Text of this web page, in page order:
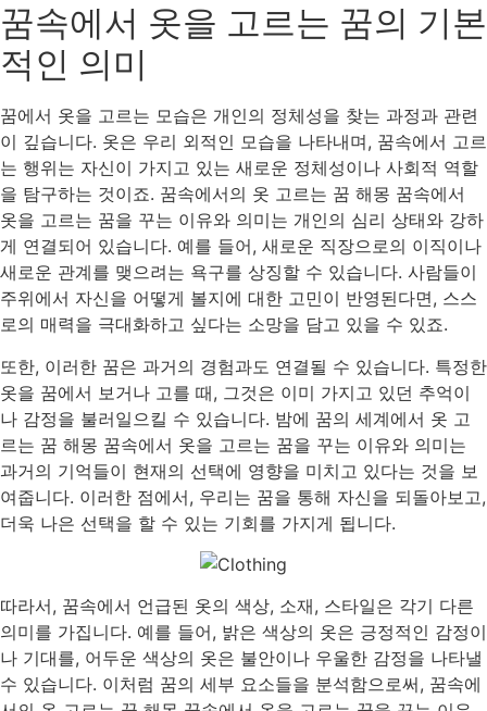
꿈속에서 옷을 고르는 꿈의 기본
적인 의미
꿈에서 옷을 고르는 모습은 개인의 정체성을 찾는 과정과 관련
이 깊습니다. 옷은 우리 외적인 모습을 나타내며, 꿈속에서 고르
는 행위는 자신이 가지고 있는 새로운 정체성이나 사회적 역할
을 탐구하는 것이죠. 꿈속에서의 옷 고르는 꿈 해몽 꿈속에서
옷을 고르는 꿈을 꾸는 이유와 의미는 개인의 심리 상태와 강하
게 연결되어 있습니다. 예를 들어, 새로운 직장으로의 이직이나
새로운 관계를 맺으려는 욕구를 상징할 수 있습니다. 사람들이
주위에서 자신을 어떻게 볼지에 대한 고민이 반영된다면, 스스
로의 매력을 극대화하고 싶다는 소망을 담고 있을 수 있죠.
또한, 이러한 꿈은 과거의 경험과도 연결될 수 있습니다. 특정한
옷을 꿈에서 보거나 고를 때, 그것은 이미 가지고 있던 추억이
나 감정을 불러일으킬 수 있습니다. 밤에 꿈의 세계에서 옷 고
르는 꿈 해몽 꿈속에서 옷을 고르는 꿈을 꾸는 이유와 의미는
과거의 기억들이 현재의 선택에 영향을 미치고 있다는 것을 보
여줍니다. 이러한 점에서, 우리는 꿈을 통해 자신을 되돌아보고,
더욱 나은 선택을 할 수 있는 기회를 가지게 됩니다.
따라서, 꿈속에서 언급된 옷의 색상, 소재, 스타일은 각기 다른
의미를 가집니다. 예를 들어, 밝은 색상의 옷은 긍정적인 감정이
나 기대를, 어두운 색상의 옷은 불안이나 우울한 감정을 나타낼
수 있습니다. 이처럼 꿈의 세부 요소들을 분석함으로써, 꿈속에